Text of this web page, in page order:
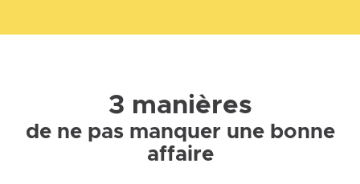
3 manières
de ne pas manquer une bonne
affaire